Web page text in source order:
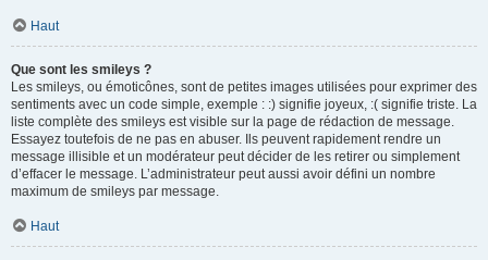
Haut
Que sont les smileys ?
Les smileys, ou émoticônes, sont de petites images utilisées pour exprimer des
sentiments avec un code simple, exemple : :) signifie joyeux, :( signifie triste. La
liste complète des smileys est visible sur la page de rédaction de message.
Essayez toutefois de ne pas en abuser. Ils peuvent rapidement rendre un
message illisible et un modérateur peut décider de les retirer ou simplement
d’effacer le message. L’administrateur peut aussi avoir défini un nombre
maximum de smileys par message.
Haut